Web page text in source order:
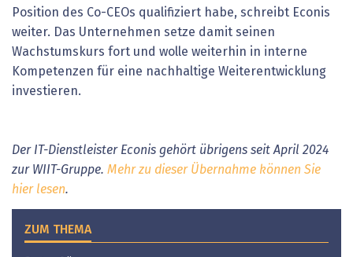
Position des Co-CEOs qualifiziert habe, schreibt Econis
weiter. Das Unternehmen setze damit seinen
Wachstumskurs fort und wolle weiterhin in interne
Kompetenzen für eine nachhaltige Weiterentwicklung
investieren.
Der IT-Dienstleister Econis gehört übrigens seit April 2024
zur WIIT-Gruppe. Mehr zu dieser Übernahme können Sie
hier lesen.
ZUM THEMA